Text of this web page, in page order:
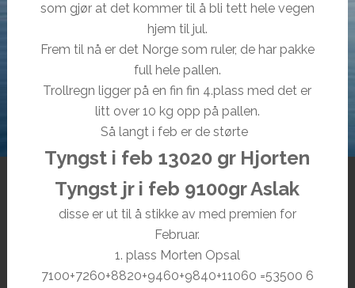
som gjør at det kommer til å bli tett hele vegen
hjem til jul.
Frem til nå er det Norge som ruler, de har pakke
full hele pallen.
Trollregn ligger på en fin fin 4.plass med det er
litt over 10 kg opp på pallen.
Så langt i feb er de størte
Tyngst i feb 13020 gr Hjorten
Tyngst jr i feb 9100gr Aslak
disse er ut til å stikke av med premien for
Februar.
1. plass Morten Opsal
7100+7260+8820+9460+9840+11060 =53500 6